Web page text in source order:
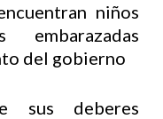
niños
del gobierno
sus deberes